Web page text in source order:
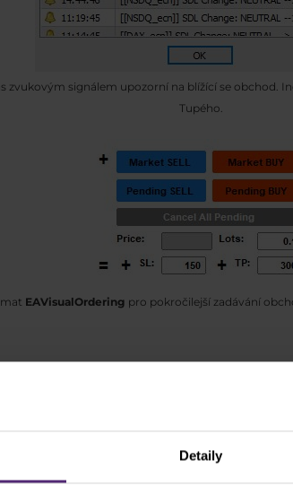
Detaily
signálem upozorní na blížící se obchod.
Tupého.
EAVisualOrdering pro pokročilejší zadávání
AOS
pochopitelně jak své obhájce z řad
změti jedniček a nul. Pojďme se